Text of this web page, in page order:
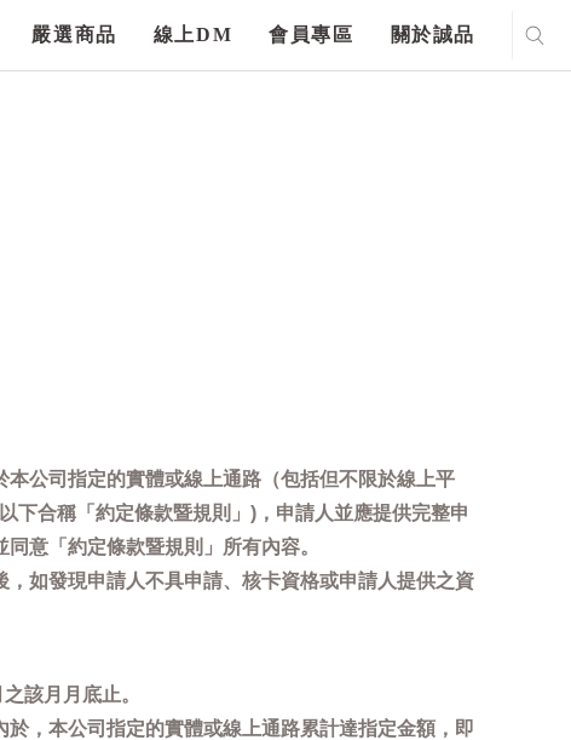
嚴選商品 線上DM 會員專區 關於誠品
公司指定的實體或線上通路（包括但不限於線上平
下合稱「約定條款暨規則」)，申請人並應提供完整申
意「約定條款暨規則」所有內容。
如發現申請人不具申請、核卡資格或申請人提供之資
該月月底止。
，本公司指定的實體或線上通路累計達指定金額，即